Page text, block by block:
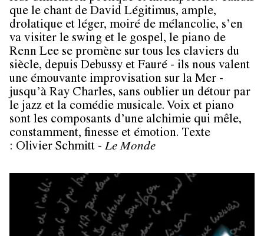
que le chant de David Légitimus, ample,
drolatique et léger, moiré de mélancolie, s’en
va visiter le swing et le gospel, le piano de
Renn Lee se promène sur tous les claviers du
siècle, depuis Debussy et Fauré - ils nous valent
une émouvante improvisation sur la Mer -
jusqu’à Ray Charles, sans oublier un détour par
le jazz et la comédie musicale. Voix et piano
sont les composants d’une alchimie qui mêle,
constamment, finesse et émotion. Texte
: Olivier Schmitt - Le Monde